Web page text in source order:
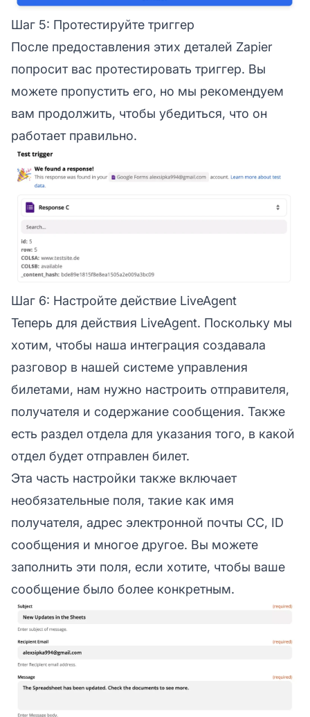
Шаг 5: Протестируйте триггер
После предоставления этих деталей Zapier
попросит вас протестировать триггер. Вы
можете пропустить его, но мы рекомендуем
вам продолжить, чтобы убедиться, что он
работает правильно.
Шаг 6: Настройте действие LiveAgent
Теперь для действия LiveAgent. Поскольку мы
хотим, чтобы наша интеграция создавала
разговор в нашей системе управления
билетами, нам нужно настроить отправителя,
получателя и содержание сообщения. Также
есть раздел отдела для указания того, в какой
отдел будет отправлен билет.
Эта часть настройки также включает
необязательные поля, такие как имя
получателя, адрес электронной почты CC, ID
сообщения и многое другое. Вы можете
заполнить эти поля, если хотите, чтобы ваше
сообщение было более конкретным.